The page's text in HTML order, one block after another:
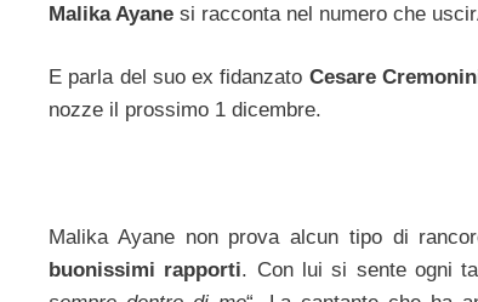
Malika Ayane si racconta nel numero che
E parla del suo ex fidanzato Cesare
nozze il prossimo 1 dicembre.
Malika Ayane non prova alcun tipo di
buonissimi rapporti. Con lui si sente ogni